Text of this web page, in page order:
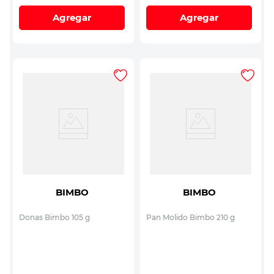
Agregar Agregar
BIMBO
Donas Bimbo 105 g
BIMBO
Pan Molido Bimbo 210 g